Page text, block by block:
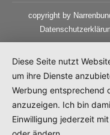
copyright by
Diese Seite nutzt
um ihre Dienste
Werbung entsprechend
anzuzeigen. Ich bin
Einwilligung jederzeit